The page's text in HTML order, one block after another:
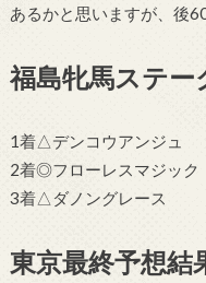
あるかと思いますが、後
福島牝馬ステー
1着△デンコウアンジュ
2着◎フローレスマジック
3着△ダノングレース
東京最終予想結